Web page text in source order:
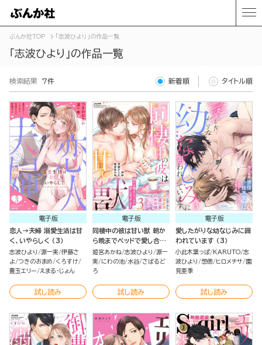
ぶんか社TOP 「志波ひより」の作品一覧
「志波ひより」の作品一覧
検索結果 7件 新着順 タイトル順
電子版
恋人→夫婦 溺愛生活は甘
く、いやらしく （3）
志波ひより 源一実 伊藤さ
よ つきのおまめ
くろすけ
豊玉エリー
えまる・じょん
試し読み
電子版
同棲中の彼は甘い獣 朝か
ら晩までベッドで愛し合っ
てます （3）
姫宮あかね 志波ひより
源一
実 にわの池 水谷 さばるど
ろ
試し読み
電子版
愛したがりな幼なじみに囲
われています （3）
小此木葉っぱ KARUTO 志
波ひより
想偲 ヒロメチサ
園
見亜季
試し読み